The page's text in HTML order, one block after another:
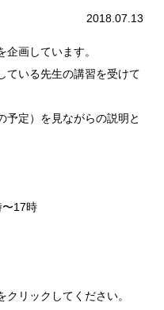
2018.07.13
画しています。
ている先生の講習を受けて
予定）を見ながらの説明と
17時
ックしてください。